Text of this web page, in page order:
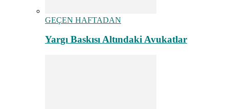
GEÇEN HAFTADAN
Yargı Baskısı Altındaki Avukatlar